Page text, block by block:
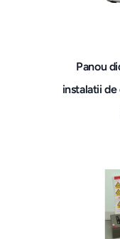
Panou
instalatii